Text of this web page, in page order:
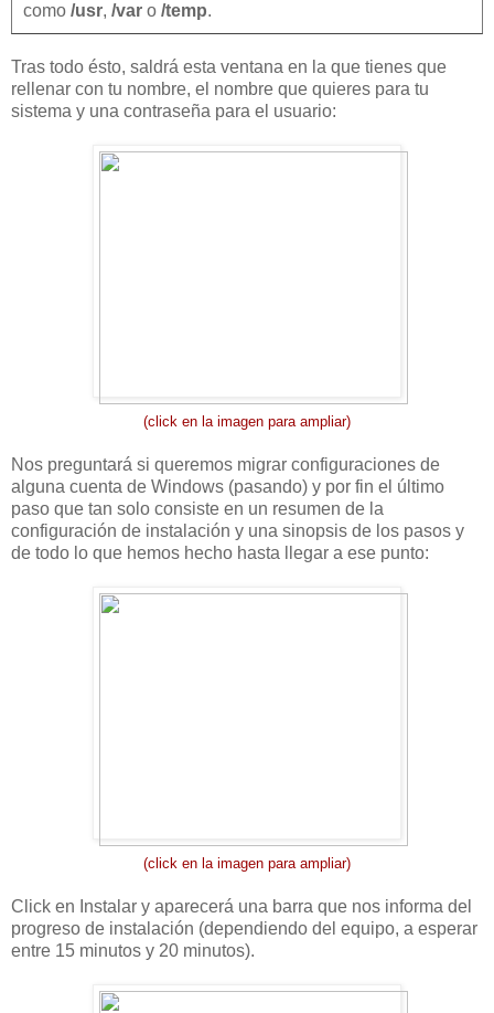
como /usr, /var o /temp.
Tras todo ésto, saldrá esta ventana en la que tienes que
rellenar con tu nombre, el nombre que quieres para tu
sistema y una contraseña para el usuario:
(click en la imagen para ampliar)
Nos preguntará si queremos migrar configuraciones de
alguna cuenta de Windows (pasando) y por fin el último
paso que tan solo consiste en un resumen de la
configuración de instalación y una sinopsis de los pasos y
de todo lo que hemos hecho hasta llegar a ese punto:
(click en la imagen para ampliar)
Click en Instalar y aparecerá una barra que nos informa del
progreso de instalación (dependiendo del equipo, a esperar
entre 15 minutos y 20 minutos).